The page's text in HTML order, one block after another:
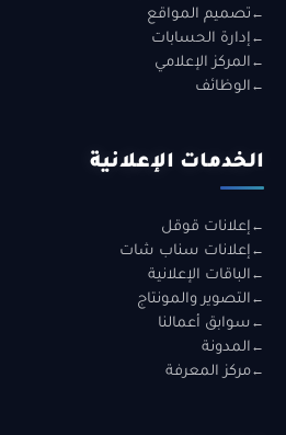
تصميم المواقع
إدارة الحسابات
المركز الإعلامي
الوظائف
الخدمات الإعلانية
إعلانات قوقل
إعلانات سناب شات
الباقات الإعلانية
التصوير والمونتاج
سوابق أعمالنا
المدونة
مركز المعرفة